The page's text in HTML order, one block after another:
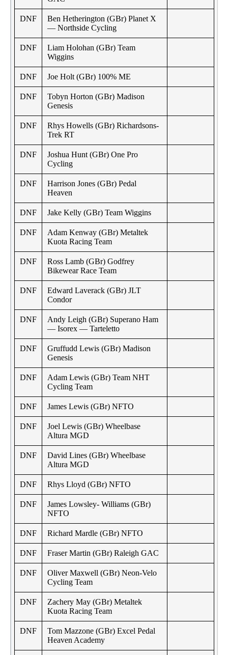
DNF
Ben Hetherington (GBr) Planet X
— Northside Cycling
DNF
Liam Holohan (GBr) Team
Wiggins
DNF Joe Holt (GBr) 100% ME
DNF
Tobyn Horton (GBr) Madison
Genesis
DNF
Rhys Howells (GBr) Richardsons-
Trek RT
DNF
Joshua Hunt (GBr) One Pro
Cycling
DNF
Harrison Jones (GBr) Pedal
Heaven
DNF Jake Kelly (GBr) Team Wiggins
DNF
Adam Kenway (GBr) Metaltek
Kuota Racing Team
DNF
Ross Lamb (GBr) Godfrey
Bikewear Race Team
DNF
Edward Laverack (GBr) JLT
Condor
DNF
Andy Leigh (GBr) Superano Ham
— Isorex — Tarteletto
DNF
Gruffudd Lewis (GBr) Madison
Genesis
DNF
Adam Lewis (GBr) Team NHT
Cycling Team
DNF James Lewis (GBr) NFTO
DNF
Joel Lewis (GBr) Wheelbase
Altura MGD
DNF
David Lines (GBr) Wheelbase
Altura MGD
DNF Rhys Lloyd (GBr) NFTO
DNF
James Lowsley- Williams (GBr)
NFTO
DNF Richard Mardle (GBr) NFTO
DNF Fraser Martin (GBr) Raleigh GAC
DNF
Oliver Maxwell (GBr) Neon-Velo
Cycling Team
DNF
Zachery May (GBr) Metaltek
Kuota Racing Team
DNF
Tom Mazzone (GBr) Excel Pedal
Heaven Academy